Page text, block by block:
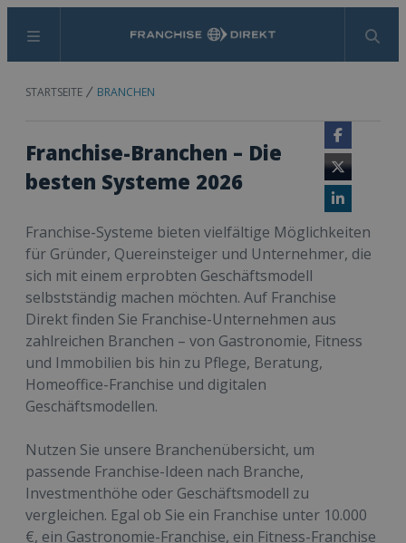
Menü Suchen
STARTSEITE BRANCHEN
Franchise-Branchen – Die
besten Systeme 2026
Facebook
Twitter
LinkedIn
Franchise-Systeme bieten vielfältige Möglichkeiten
für Gründer, Quereinsteiger und Unternehmer, die
sich mit einem erprobten Geschäftsmodell
selbstständig machen möchten. Auf Franchise
Direkt finden Sie Franchise-Unternehmen aus
zahlreichen Branchen – von Gastronomie, Fitness
und Immobilien bis hin zu Pflege, Beratung,
Homeoffice-Franchise und digitalen
Geschäftsmodellen.
Nutzen Sie unsere Branchenübersicht, um
passende Franchise-Ideen nach Branche,
Investmenthöhe oder Geschäftsmodell zu
vergleichen. Egal ob Sie ein Franchise unter 10.000
€, ein Gastronomie-Franchise, ein Fitness-Franchise